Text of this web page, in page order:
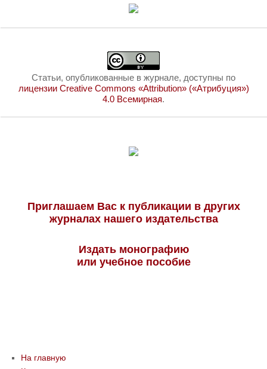
Статьи, опубликованные в журнале, доступны по
лицензии Creative Commons «Attribution» («Атрибуция»)
4.0 Всемирная.
Приглашаем Вас к публикации в других
журналах нашего издательства
Издать монографию
или учебное пособие
На главную